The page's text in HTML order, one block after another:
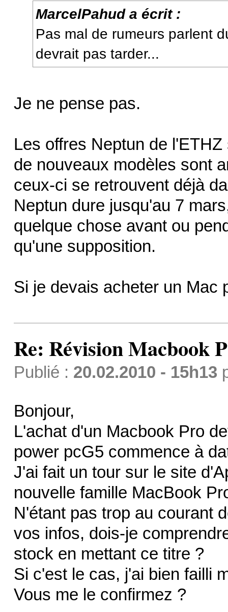
MarcelPahud a écrit :
Pas mal de rumeurs parlent
devrait pas tarder...
Je ne pense pas.
Les offres Neptun de
de nouveaux modèles sont
ceux-ci se retrouvent déjà
Neptun dure jusqu'au 7
quelque chose avant ou
qu'une supposition.
Si je devais acheter un Mac
Re: Révision Macbook
Publié : 20.02.2010 - 15h13
Bonjour,
L'achat d'un Macbook Pro
power pcG5 commence à
J'ai fait un tour sur le site
nouvelle famille MacBook
N'étant pas trop au courant
vos infos, dois-je
stock en mettant ce titre ?
Si c'est le cas, j'ai bien failli
Vous me le confirmez ?